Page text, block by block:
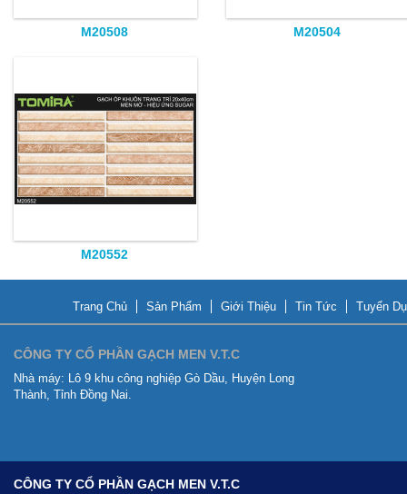
M20508 M20504
M20552
Trang Chủ Sản Phẩm Giới Thiệu Tin Tức Tuyển
CÔNG TY CỔ PHẦN GẠCH MEN V.T.C
Nhà máy: Lô 9 khu công nghiệp Gò Dầu, Huyện Long
Thành, Tỉnh Đồng Nai.
CÔNG TY CỔ PHẦN GẠCH MEN V.T.C